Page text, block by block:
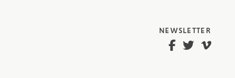
NEWSLETTER